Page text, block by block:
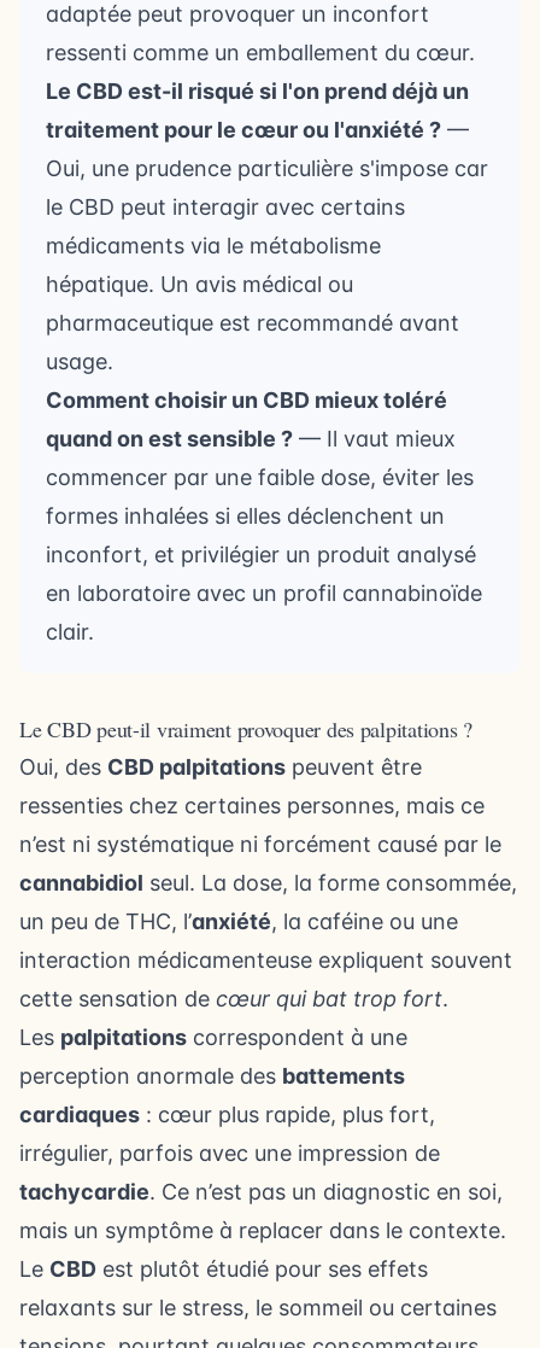
adaptée peut provoquer un inconfort
ressenti comme un emballement du cœur.
Le CBD est-il risqué si l'on prend déjà un
traitement pour le cœur ou l'anxiété ? —
Oui, une prudence particulière s'impose car
le CBD peut interagir avec certains
médicaments via le métabolisme
hépatique. Un avis médical ou
pharmaceutique est recommandé avant
usage.
Comment choisir un CBD mieux toléré
quand on est sensible ? — Il vaut mieux
commencer par une faible dose, éviter les
formes inhalées si elles déclenchent un
inconfort, et privilégier un produit analysé
en laboratoire avec un profil cannabinoïde
clair.
Le CBD peut-il vraiment provoquer des palpitations ?
Oui, des CBD palpitations peuvent être
ressenties chez certaines personnes, mais ce
n’est ni systématique ni forcément causé par le
cannabidiol seul. La dose, la forme consommée,
un peu de THC, l’anxiété, la caféine ou une
interaction médicamenteuse expliquent souvent
cette sensation de cœur qui bat trop fort.
Les palpitations correspondent à une
perception anormale des battements
cardiaques : cœur plus rapide, plus fort,
irrégulier, parfois avec une impression de
tachycardie. Ce n’est pas un diagnostic en soi,
mais un symptôme à replacer dans le contexte.
Le CBD est plutôt étudié pour ses effets
relaxants sur le stress, le sommeil ou certaines